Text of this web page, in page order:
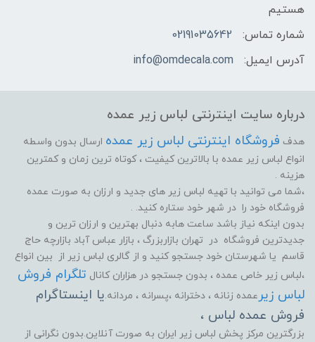
هستیم
شماره تماس:
02191035642
آدرس ایمیل:
info@omdecala.com
درباره سایت اینترنتی لباس زیر عمده
هدف فروشگاه اینترنتی لباس زیر عمده ارسال بدون واسطه
انواع لباس زیر عمده با بالاترین کیفیت ، کوتاه ترین زمان و کمترین
هزینه .
،شما می توانید با تهیه لباس زیر های جدید و ارزان به صورت عمده
فروشگاه خود را در شهر خود ستاره کنید. .
بدون اینکه نیاز باشد ساعت هابه دنبال بهترین و ارزان ترین و
جدیدترین فروشگاه در تهران بازاربزرگ ، بازار عباس آباد بازارچه حاج
قاسم یا شهرستان خود جستجو کنید و از گالری لباس زیر از بین انواع
،لباس زیر خاص عمده ، بدون جستجو در هزاران کانال تلگرام فروش
لباس زیر عمده زنانه ، دخترانه ،پسرانه ، مردانه.یا اینستاگرام
فروش عمده لباس ،
بزرگترین مرکز پخش لباس زیر ایران به صورت آنلاین.بدون نگرانی از